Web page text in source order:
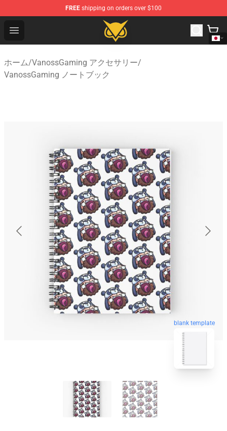
FREE shipping on orders over $100
Open menu
Vanossgaming Store - Official Vanossgaming
ホーム/VanossGaming アクセサリー/
VanossGaming ノートブック
blank template